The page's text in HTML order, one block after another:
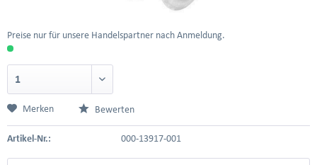
Preise nur für unsere Handelspartner nach Anmeldung.
Merken Bewerten
Artikel-Nr.: 000-13917-001